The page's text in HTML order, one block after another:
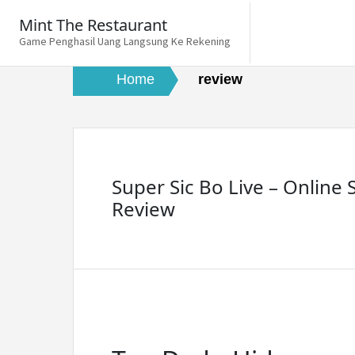
content
Mint The Restaurant
Game Penghasil Uang Langsung Ke Rekening
Home review
Super Sic Bo Live – Online
Review